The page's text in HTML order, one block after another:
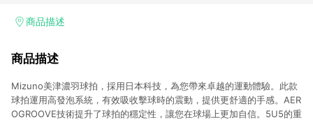
加入WOW會員告別湊免運，火箭速配、火箭跨境優質選品不限金
商品描述
商品描述
Mizuno美津濃羽球拍，採用日本科技，為您帶來卓越的運動體驗。此款
球拍運用高發泡系統，有效吸收擊球時的震動，提供更舒適的手感。AER
OGROOVE技術提升了球拍的穩定性，讓您在球場上更加自信。5U5的重